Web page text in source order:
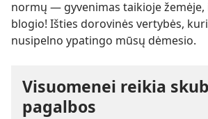
normų — gyvenimas taikioje žemėje,
blogio! Išties dorovinės vertybės,
nusipelno ypatingo mūsų dėmesio.
Visuomenei reikia
pagalbos